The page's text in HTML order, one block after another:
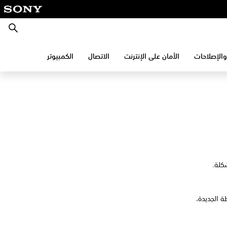
بحث
الأمان على الإنترنت الاتصال الكمبيوتر
الجديدة،